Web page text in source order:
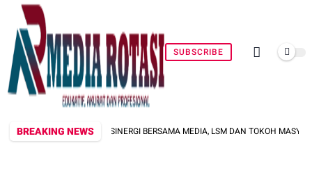
SUBSCRIBE
BREAKING NEWS
SINERGI BERSAMA MEDIA, LSM DAN TOKOH MASYARAKAT JAGA